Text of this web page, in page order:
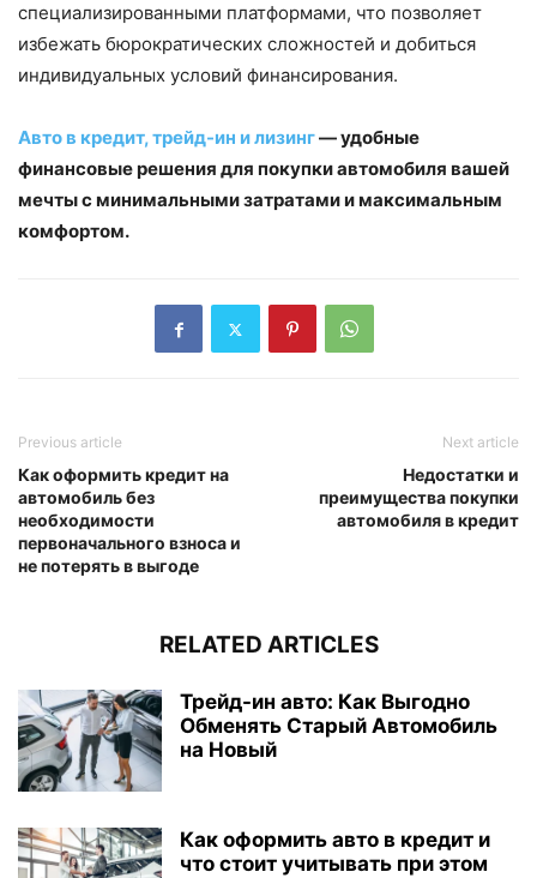
специализированными платформами, что позволяет
избежать бюрократических сложностей и добиться
индивидуальных условий финансирования.
Авто в кредит, трейд-ин и лизинг— удобные
финансовые решения для покупки автомобиля вашей
мечты с минимальными затратами и максимальным
комфортом.
Previous article
Как оформить кредит на
автомобиль без
необходимости
первоначального взноса и
не потерять в выгоде
Next article
Недостатки и
преимущества покупки
автомобиля в кредит
RELATED ARTICLES
Трейд-ин авто: Как Выгодно
Обменять Старый Автомобиль
на Новый
Как оформить авто в кредит и
что стоит учитывать при этом